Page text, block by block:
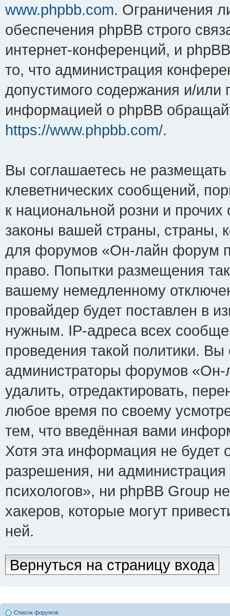
www.phpbb.com. Ограничения
обеспечения phpBB строго
интернет-конференций, и
то, что администрация
допустимого содержания и/
информацией о phpBB
https://www.phpbb.com/.
Вы соглашаетесь не
клеветнических сообщений,
к национальной розни и
законы вашей страны, страны,
для форумов «Он-лайн форум
право. Попытки размещения
вашему немедленному
провайдер будет поставлен в
нужным. IP-адреса всех
проведения такой политики.
администраторы форумов
удалить, отредактировать,
любое время по своему
тем, что введённая вами
Хотя эта информация не будет
разрешения, ни
психологов», ни phpBB Group
хакеров, которые могут
ней.
Вернуться на страницу входа
Список форумов